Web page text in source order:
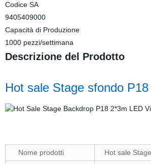
Codice SA
9405409000
Capacità di Produzione
1000 pezzi/settimana
Descrizione del Prodotto
Hot sale Stage sfondo
Nome prodotti
Hot sale